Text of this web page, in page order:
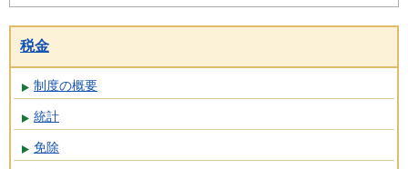
税金
制度の概要
統計
免除